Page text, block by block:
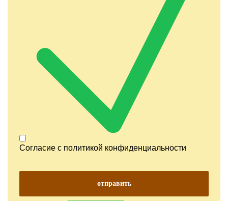
Согласие с политикой конфиденциальности
отправить